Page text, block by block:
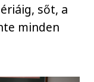
sőt, a
minden